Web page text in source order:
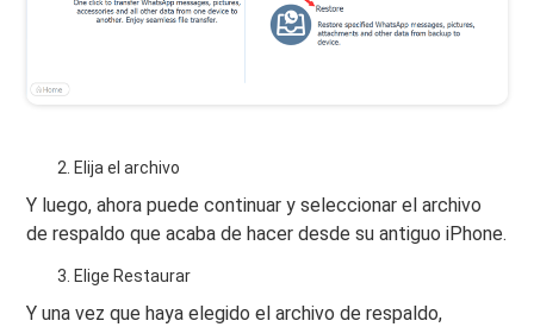
Elija el archivo
Y luego, ahora puede continuar y seleccionar el archivo
de respaldo que acaba de hacer desde su antiguo iPhone.
Elige Restaurar
Y una vez que haya elegido el archivo de respaldo,